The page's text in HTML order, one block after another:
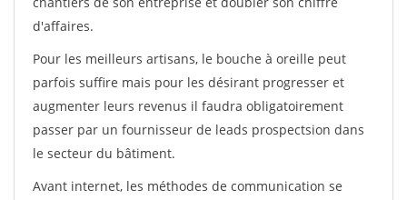
d'affaires.
Pour les meilleurs artisans, le bouche à oreille peut
parfois suffire mais pour les désirant progresser et
augmenter leurs revenus il faudra obligatoirement
passer par un fournisseur de leads prospectsion dans
le secteur du bâtiment.
Avant internet, les méthodes de communication se